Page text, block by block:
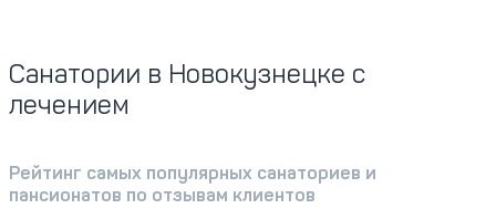
Санатории в Новокузнецке с
лечением
Рейтинг самых популярных санаториев и
пансионатов по отзывам клиентов